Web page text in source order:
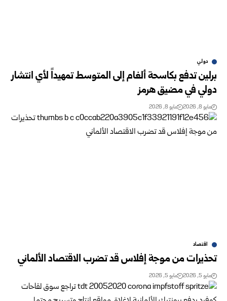
دولي
برلين تدفع بكاسحة ألغام إلى المتوسط تمهيداً لأي انتشار
دولي في مضيق هرمز
مايو 8, 2026 مايو 8, 2026
اقتصاد
تحذيرات من موجة إفلاس قد تضرب الاقتصاد الألماني
مايو 5, 2026 مايو 5, 2026